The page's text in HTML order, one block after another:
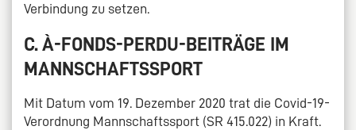
Verbindung zu setzen.
C. À-FONDS-PERDU-BEITRÄGE IM
MANNSCHAFTSSPORT
Mit Datum vom 19. Dezember 2020 trat die Covid-19-
Verordnung Mannschaftssport (SR 415.022) in Kraft.